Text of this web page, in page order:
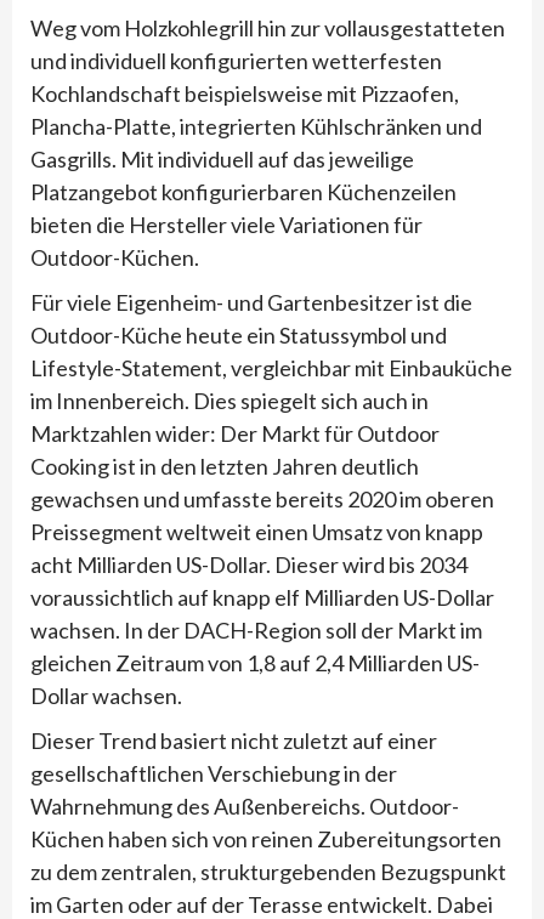
Weg vom Holzkohlegrill hin zur vollausgestatteten
und individuell konfigurierten wetterfesten
Kochlandschaft beispielsweise mit Pizzaofen,
Plancha-Platte, integrierten Kühlschränken und
Gasgrills. Mit individuell auf das jeweilige
Platzangebot konfigurierbaren Küchenzeilen
bieten die Hersteller viele Variationen für
Outdoor-Küchen.
Für viele Eigenheim- und Gartenbesitzer ist die
Outdoor-Küche heute ein Statussymbol und
Lifestyle-Statement, vergleichbar mit Einbauküche
im Innenbereich. Dies spiegelt sich auch in
Marktzahlen wider: Der Markt für Outdoor
Cooking ist in den letzten Jahren deutlich
gewachsen und umfasste bereits 2020 im oberen
Preissegment weltweit einen Umsatz von knapp
acht Milliarden US-Dollar. Dieser wird bis 2034
voraussichtlich auf knapp elf Milliarden US-Dollar
wachsen. In der DACH-Region soll der Markt im
gleichen Zeitraum von 1,8 auf 2,4 Milliarden US-
Dollar wachsen.
Dieser Trend basiert nicht zuletzt auf einer
gesellschaftlichen Verschiebung in der
Wahrnehmung des Außenbereichs. Outdoor-
Küchen haben sich von reinen Zubereitungsorten
zu dem zentralen, strukturgebenden Bezugspunkt
im Garten oder auf der Terasse entwickelt. Dabei